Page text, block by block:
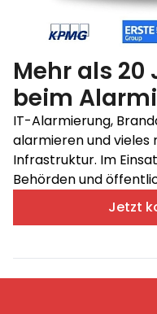
Mehr als 20
beim
IT-Alarmierung,
alarmieren und vieles
Infrastruktur. Im
Behörden und
Jetzt